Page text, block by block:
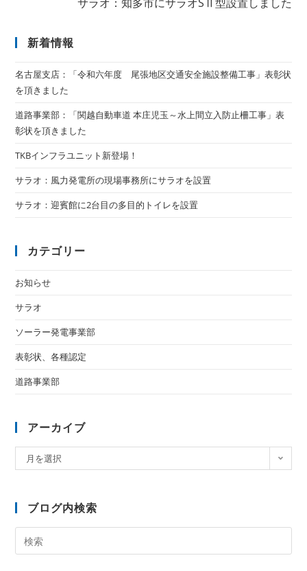
新着情報
名古屋支店：「令和六年度 尾張地区交通安全施設整備工事」表彰状
を頂きました
道路事業部：「関越自動車道 本庄児玉～水上間立入防止柵工事」表
彰状を頂きました
TKBインフラユニット新登場！
サラオ：風力発電所の現場事務所にサラオを設置
サラオ：迎賓館に2台目の多目的トイレを設置
カテゴリー
お知らせ
サラオ
ソーラー発電事業部
表彰状、各種認定
道路事業部
アーカイブ
月を選択
ブログ内検索